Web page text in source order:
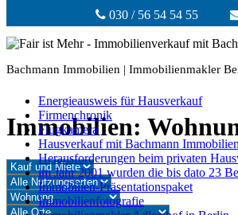
030 / 56 54 54 55
Bachmann Immobilien | Immobilienmakler
Energieausweis für Hausverkauf
Firmenchronik
Flugkamera
Hausverkauf mit Bachmann Immobilien
Herausforderungen beim privaten
im Jahr 2001 wurden die bis dato 23
Immobilien-Präsentationspaket
Immobilienfotografie
Immobilien: